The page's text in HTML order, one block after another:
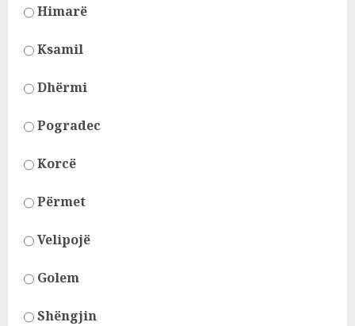
Himarë
Ksamil
Dhërmi
Pogradec
Korcë
Përmet
Velipojë
Golem
Shëngjin